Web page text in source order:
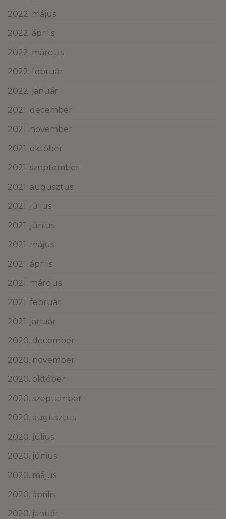
2022. május
2022. április
2022. március
2022. február
2022. január
2021. december
2021. november
2021. október
2021. szeptember
2021. augusztus
2021. július
2021. június
2021. május
2021. április
2021. március
2021. február
2021. január
2020. december
2020. november
2020. október
2020. szeptember
2020. augusztus
2020. július
2020. június
2020. május
2020. április
2020. január